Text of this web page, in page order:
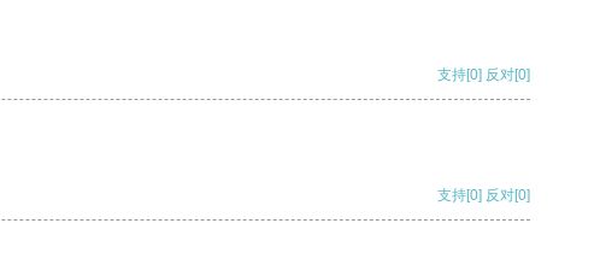
支持[0] 反对[0]
支持[0] 反对[0]